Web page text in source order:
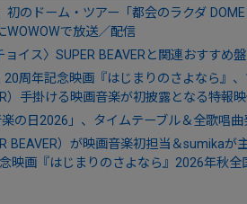
初のドーム・ツアー「都会のラクダ
WOWOWで放送／配信
ョイス〉SUPER BEAVERと関連おすすめ
20周年記念映画『はじまりのさよなら』
）手掛ける映画音楽が初披露となる特報
の日2026」、タイムテーブル＆全歌唱曲
BEAVER）が映画音楽初担当＆sumika
映画『はじまりのさよなら』2026年秋全